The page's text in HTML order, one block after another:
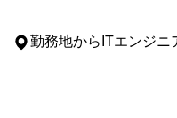
勤務地からITエンジニ